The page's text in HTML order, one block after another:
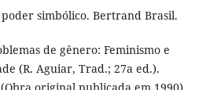
poder simbólico. Bertrand Brasil.
de gênero: Feminismo e
(R. Aguiar, Trad.; 27a ed.).